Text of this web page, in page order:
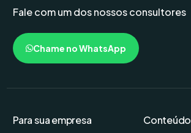
Fale com um dos nossos consultores
Chame no WhatsApp
Para sua empresa Conteúdo